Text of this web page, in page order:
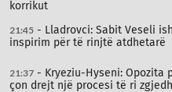
korrikut
21:45 - Lladrovci: Sabit Veseli
inspirim për të rinjtë atdhetarë
21:37 - Kryeziu-Hyseni: Opozita
çon drejt një procesi të ri